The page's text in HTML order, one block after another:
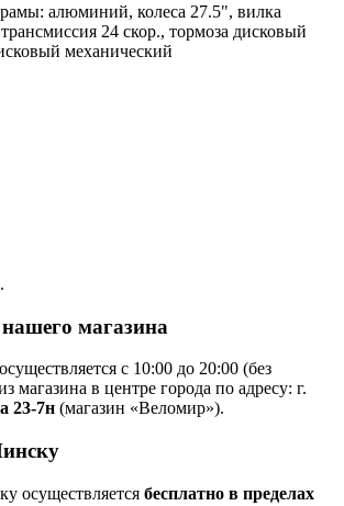
алюминий, колеса 27.5", вилка
24 скор., тормоза дисковый
механический
магазина
с 10:00 до 20:00 (без
магазина в центре города по адресу: г.
23-7н (магазин «Веломир»).
осуществляется бесплатно в пределах